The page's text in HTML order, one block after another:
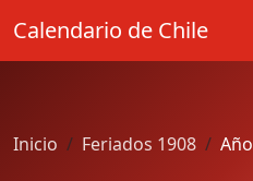
Calendario de Chile
Inicio Feriados 1908